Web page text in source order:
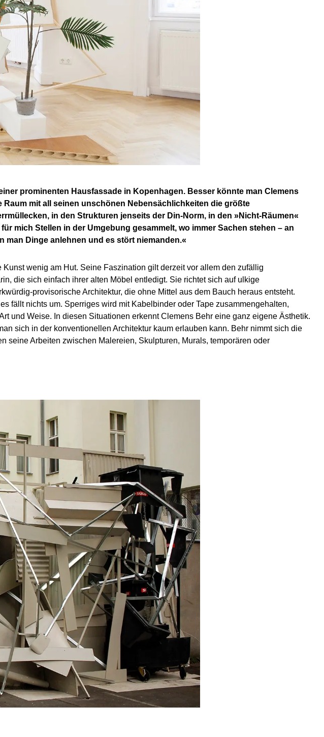
prominenten Hausfassade in Kopenhagen. Besser könnte man Clemens
mit all seinen unschönen Nebensächlichkeiten die größte
in den Strukturen jenseits der Din-Norm, in den »Nicht-Räumen«
mich Stellen in der Umgebung gesammelt, wo immer Sachen stehen – an
man Dinge anlehnen und es stört niemanden.«
wenig am Hut. Seine Faszination gilt derzeit vor allem den zufällig
die sich einfach ihrer alten Möbel entledigt. Sie richtet sich auf ulkige
provisorische Architektur, die ohne Mittel aus dem Bauch heraus entsteht.
fällt nichts um. Sperriges wird mit Kabelbinder oder Tape zusammengehalten,
und Weise. In diesen Situationen erkennt Clemens Behr eine ganz eigene Ästhetik.
sich in der konventionellen Architektur kaum erlauben kann. Behr nimmt sich die
seine Arbeiten zwischen Malereien, Skulpturen, Murals, temporären oder